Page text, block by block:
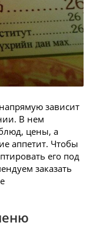
зависит
В нем
цены, а
аппетит. Чтобы
его под
заказать